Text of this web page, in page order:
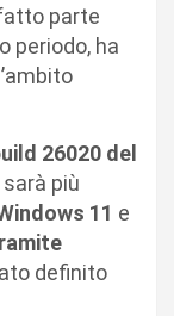
parte
periodo, ha
26020 del
più
11 e
definito